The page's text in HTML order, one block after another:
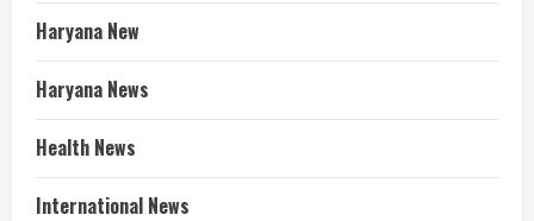
Haryana New
Haryana News
Health News
International News